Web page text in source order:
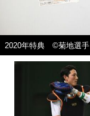
2020年特典 ©菊地選手